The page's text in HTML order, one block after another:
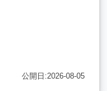
公開日:2026-08-05